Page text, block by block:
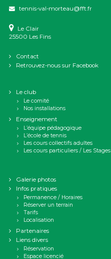
tennis-val-morteau@fft.fr
Le Clair
25500 Les Fins
Contact
Retrouvez-nous sur Facebook
Le club
Le comité
Nos installations
Enseignement
L’équipe pédagogique
L’école de tennis
Les cours collectifs adultes
Les cours particuliers / Les Stages
Galerie photos
Infos pratiques
Permanence / Horaires
Réserver un terrain
Tarifs
Localisation
Partenaires
Liens divers
Réservation
Espace licencié